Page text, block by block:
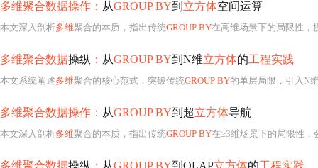
多维聚合数据操作： 从GROUP BY到 立方体空间运算
本文深入剖析多维聚合的本质，指出传统GROUP BY在高维场景下的局限性，
多维聚合数据操纵 ： 从GROUP BY到N维立方体的工程实践
本文系统阐述多维聚合的核心范式，突破传统GROUP BY的单层局限，引入N
多维聚合数据操作： 从GROUP BY到超立方体导航
本文深入剖析多维聚合的本质，指出传统GROUP BY在≥3维场景下的局限性，
多维聚合数据操纵 ： 从GROUP BY到OLAP立方体的工程实践